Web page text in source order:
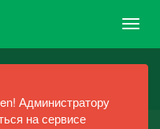
Администратору
на сервисе